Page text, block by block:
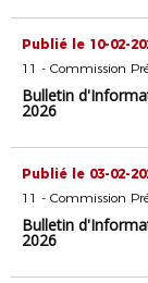
Publié le 10-02-
11 - Commission
Bulletin
2026
Publié le 03-02-
11 - Commission
Bulletin
2026